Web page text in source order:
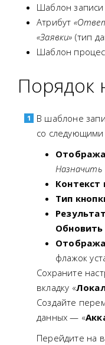
Шаблон записи
Атрибут
«Заявки» (тип
Шаблон
Порядок
В шаблоне
со
Назначить
Контекст
Тип
флажок
Сохраните
вкладку «
Создайте
данных — «
Перейдите на